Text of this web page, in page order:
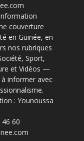
couverture
en Guinée, en
nos rubriques
Sport,
et Vidéos —
informer avec
: Younoussa
60